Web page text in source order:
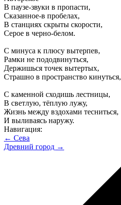
В паузе-звуки в пропасти,
Сказанное-в пробелах,
В станциях скрыты скорости,
Серое в черно-белом.
С минуса к плюсу вытерпев,
Рамки не пододвинуться,
Держишься точек вытертых,
Страшно в пространство кинуться,
С каменной сходишь лестницы,
В светлую, тёплую лужу,
Жизнь между вздохами тесниться,
И выливаясь наружу.
Навигация:
← Сева
Древний город →